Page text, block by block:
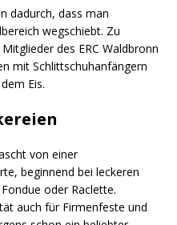
dadurch, dass man
wegschiebt. Zu
des ERC Waldbronn
mit Schlittschuhanfängern
Eis.
von einer
beginnend bei leckeren
oder Raclette.
auch für Firmenfeste und